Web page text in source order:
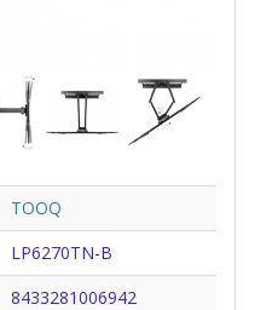
TOOQ
LP6270TN-B
8433281006942